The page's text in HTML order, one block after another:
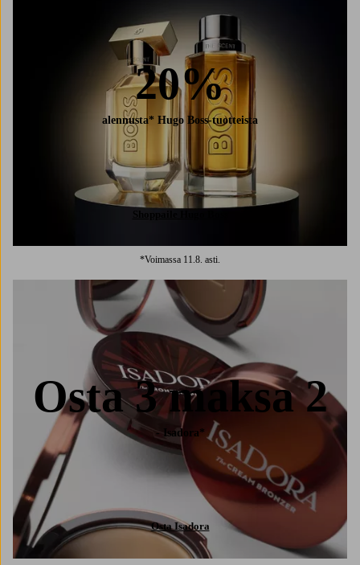
20%
alennusta* Hugo Boss-tuotteista
*Voimassa 11.8. asti.
Osta 3 maksa 2
- Isadora*
Osta Isadora